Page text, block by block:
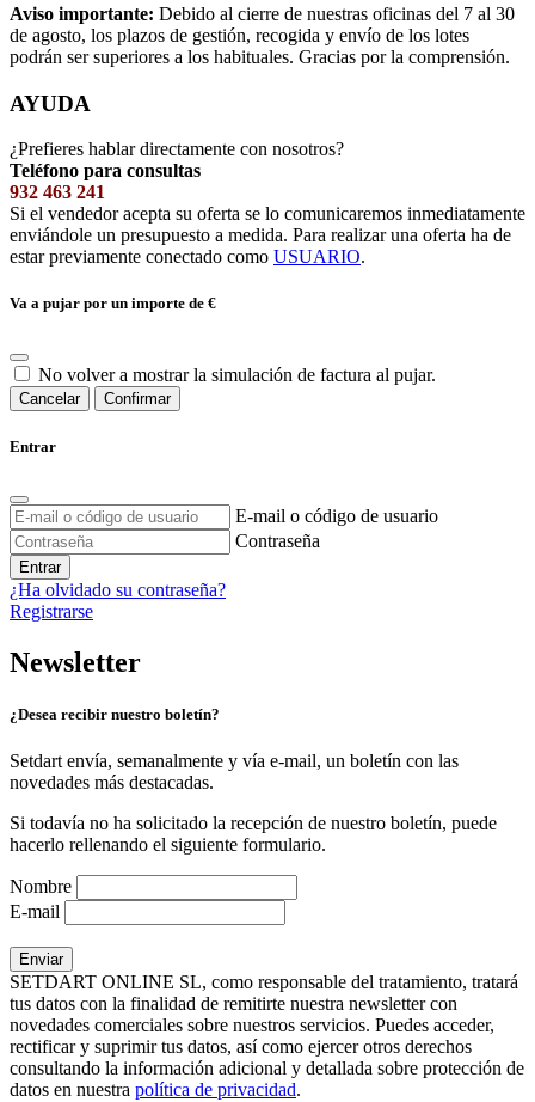
Aviso importante: Debido al cierre de nuestras oficinas del 7 al 30
de agosto, los plazos de gestión, recogida y envío de los lotes
podrán ser superiores a los habituales. Gracias por la comprensión.
AYUDA
¿Prefieres hablar directamente con nosotros?
Teléfono para consultas
932 463 241
Si el vendedor acepta su oferta se lo comunicaremos inmediatamente
enviándole un presupuesto a medida. Para realizar una oferta ha de
estar previamente conectado como USUARIO.
Va a pujar por un importe de €
No volver a mostrar la simulación de factura al pujar.
Cancelar Confirmar
Entrar
E-mail o código de usuario
Contraseña
Entrar
¿Ha olvidado su contraseña?
Registrarse
Newsletter
¿Desea recibir nuestro boletín?
Setdart envía, semanalmente y vía e-mail, un boletín con las
novedades más destacadas.
Si todavía no ha solicitado la recepción de nuestro boletín, puede
hacerlo rellenando el siguiente formulario.
Nombre
E-mail
SETDART ONLINE SL, como responsable del tratamiento, tratará
tus datos con la finalidad de remitirte nuestra newsletter con
novedades comerciales sobre nuestros servicios. Puedes acceder,
rectificar y suprimir tus datos, así como ejercer otros derechos
consultando la información adicional y detallada sobre protección de
datos en nuestra política de privacidad.